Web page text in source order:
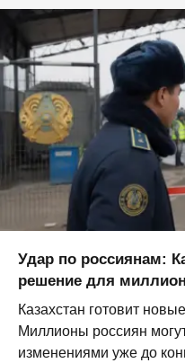
Удар по россиянам:
решение для
Казахстан готовит
Миллионы россиян
изменениями уже до